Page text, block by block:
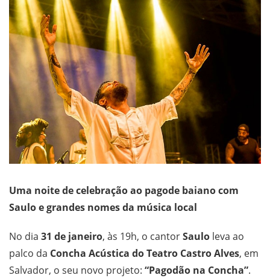
Uma noite de celebração ao pagode baiano com
Saulo e grandes nomes da música local
No dia 31 de janeiro, às 19h, o cantorSaulo leva ao
palco da Concha Acústica do Teatro Castro Alves, em
Salvador, o seu novo projeto: “Pagodão na Concha”.